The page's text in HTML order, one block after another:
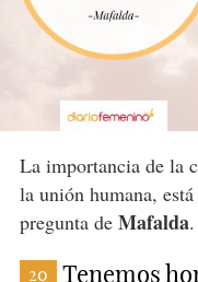
La importancia de la
la unión humana,
pregunta de Mafalda.
20
Tenemos